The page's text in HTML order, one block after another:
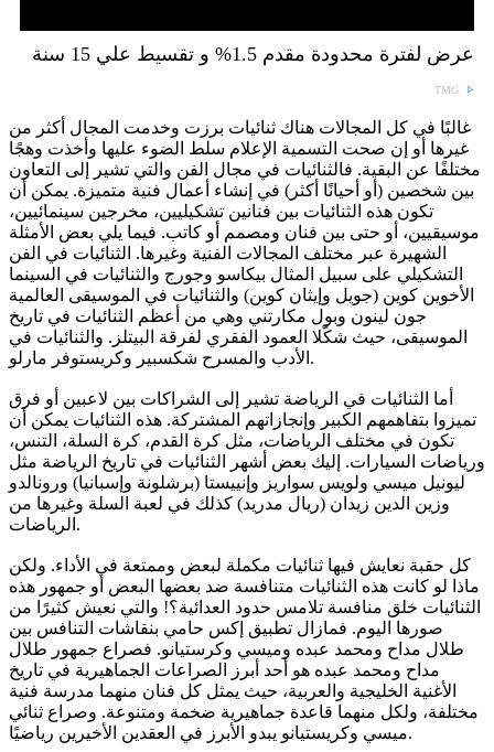
عرض لفترة محدودة مقدم 1.5% و تقسيط علي 15 سنة
TMG
غالبًا في كل المجالات هناك ثنائيات برزت وخدمت المجال أكثر من
غيرها أو إن صحت التسمية الإعلام سلط الضوء عليها وأخذت وهجًا
مختلفًا عن البقية. فالثنائيات في مجال الفن والتي تشير إلى التعاون
بين شخصين (أو أحيانًا أكثر) في إنشاء أعمال فنية متميزة. يمكن أن
تكون هذه الثنائيات بين فنانين تشكيليين، مخرجين سينمائيين،
موسيقيين، أو حتى بين فنان ومصمم أو كاتب. فيما يلي بعض الأمثلة
الشهيرة عبر مختلف المجالات الفنية وغيرها. الثنائيات في الفن
التشكيلي على سبيل المثال بيكاسو وجورج والثنائيات في السينما
الأخوين كوين (جويل وإيثان كوين) والثنائيات في الموسيقى العالمية
جون لينون وبول مكارتني وهي من أعظم الثنائيات في تاريخ
الموسيقى، حيث شكّلا العمود الفقري لفرقة البيتلز. والثنائيات في
الأدب والمسرح شكسبير وكريستوفر مارلو.
أما الثنائيات في الرياضة تشير إلى الشراكات بين لاعبين أو فرق
تميزوا بتفاهمهم الكبير وإنجازاتهم المشتركة. هذه الثنائيات يمكن أن
تكون في مختلف الرياضات، مثل كرة القدم، كرة السلة، التنس،
ورياضات السيارات. إليك بعض أشهر الثنائيات في تاريخ الرياضة مثل
ليونيل ميسي ولويس سواريز وإنييستا (برشلونة وإسبانيا) ورونالدو
وزين الدين زيدان (ريال مدريد) كذلك في لعبة السلة وغيرها من
الرياضات.
كل حقبة نعايش فيها ثنائيات مكملة لبعض وممتعة في الأداء. ولكن
ماذا لو كانت هذه الثنائيات متنافسة ضد بعضها البعض أو جمهور هذه
الثنائيات خلق منافسة تلامس حدود العدائية؟! والتي نعيش كثيرًا من
صورها اليوم. فمازال تطبيق إكس حامي بنقاشات التنافس بين
طلال مداح ومحمد عبده وميسي وكرستيانو. فصراع جمهور طلال
مداح ومحمد عبده هو أحد أبرز الصراعات الجماهيرية في تاريخ
الأغنية الخليجية والعربية، حيث يمثل كل فنان منهما مدرسة فنية
مختلفة، ولكل منهما قاعدة جماهيرية ضخمة ومتنوعة. وصراع ثنائي
ميسي وكريستيانو يبدو الأبرز في العقدين الأخيرين رياضيًا.